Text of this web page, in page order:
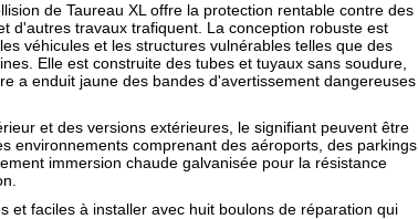
de Taureau XL offre la protection rentable contre des
d'autres travaux trafiquent. La conception robuste est
véhicules et les structures vulnérables telles que des
Elle est construite des tubes et tuyaux sans soudure,
a enduit jaune des bandes d'avertissement dangereuses
et des versions extérieures, le signifiant peuvent être
environnements comprenant des aéroports, des parkings
immersion chaude galvanisée pour la résistance
et faciles à installer avec huit boulons de réparation qui